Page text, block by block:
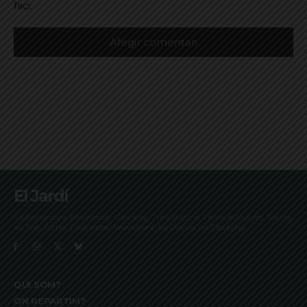
faci.
El Jardí
La Bonanova, Monterols, Galvany, Turó Parc, el Farró, el Putxet, Sarrià,
les Tres Torres, Pedralbes, Vallvidrera, les Planes i el Tibidabo
QUI SOM?
ON REPARTIM?